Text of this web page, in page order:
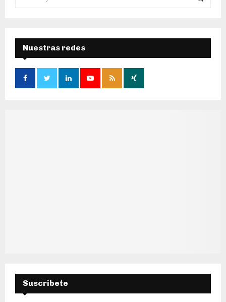
f
o
:
E
A
Nuestras redes
Suscribete